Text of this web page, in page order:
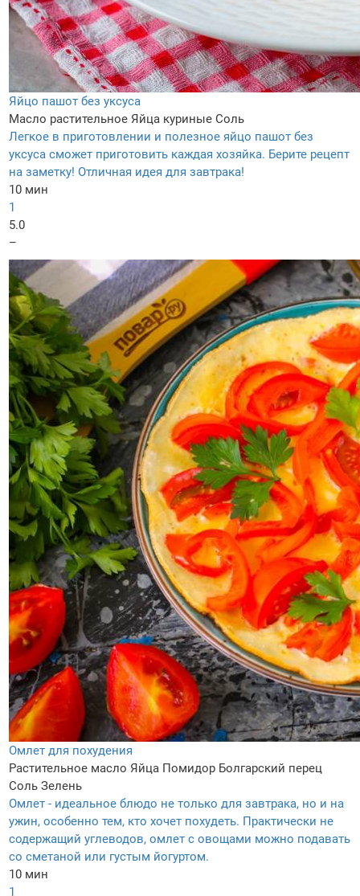
Яйцо пашот без уксуса
Масло растительное Яйца куриные Соль
Легкое в приготовлении и полезное яйцо пашот без
уксуса сможет приготовить каждая хозяйка. Берите рецепт
на заметку! Отличная идея для завтрака!
10 мин
1
5.0
–
Омлет для похудения
Растительное масло Яйца Помидор Болгарский перец
Соль Зелень
Омлет - идеальное блюдо не только для завтрака, но и на
ужин, особенно тем, кто хочет похудеть. Практически не
содержащий углеводов, омлет с овощами можно подавать
со сметаной или густым йогуртом.
10 мин
1